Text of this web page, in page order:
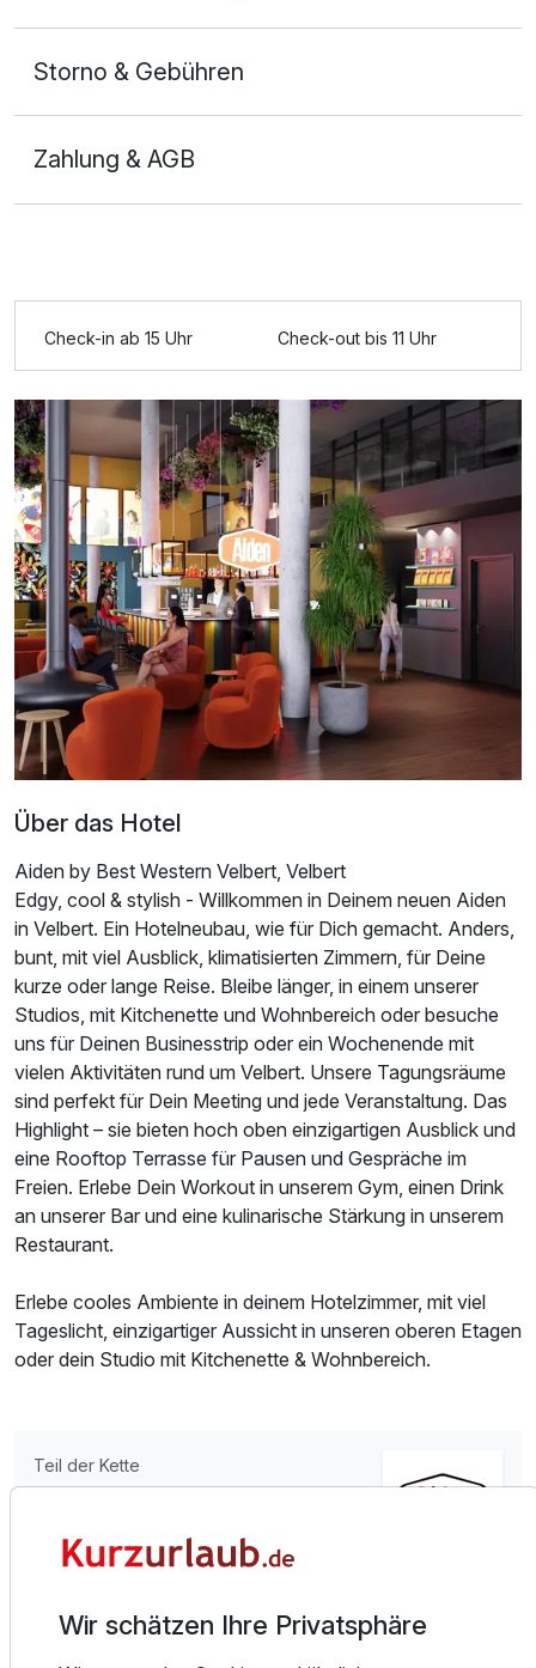
Für 3 Tage 207,50 €
Ausstattung
Für 3 Tage p.P. ab172,50 €
2 Erwachsene
Für 3 Tage p.P. ab177,50 €
Doppelzimmer Premium
Storno & Gebühren
Zahlung & AGB
Check-in ab 15 Uhr Check-out bis 11 Uhr
Über das Hotel
Aiden by Best Western Velbert, Velbert
Edgy, cool & stylish - Willkommen in Deinem neuen Aiden
in Velbert. Ein Hotelneubau, wie für Dich gemacht. Anders,
bunt, mit viel Ausblick, klimatisierten Zimmern, für Deine
kurze oder lange Reise. Bleibe länger, in einem unserer
Studios, mit Kitchenette und Wohnbereich oder besuche
uns für Deinen Businesstrip oder ein Wochenende mit
vielen Aktivitäten rund um Velbert. Unsere Tagungsräume
sind perfekt für Dein Meeting und jede Veranstaltung. Das
Highlight – sie bieten hoch oben einzigartigen Ausblick und
eine Rooftop Terrasse für Pausen und Gespräche im
Freien. Erlebe Dein Workout in unserem Gym, einen Drink
an unserer Bar und eine kulinarische Stärkung in unserem
Restaurant.
Erlebe cooles Ambiente in deinem Hotelzimmer, mit viel
Tageslicht, einzigartiger Aussicht in unseren oberen Etagen
oder dein Studio mit Kitchenette & Wohnbereich.
Teil der Kette
Mehr Infos
Alle Infos zum Aiden by Best Western Velbert
Wir schätzen Ihre Privatsphäre